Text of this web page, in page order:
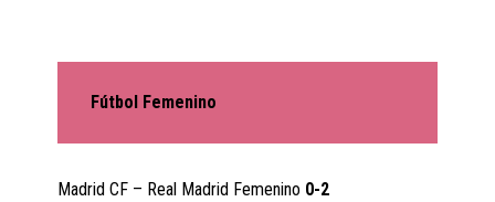
Fútbol Femenino
Madrid CF – Real Madrid Femenino 0-2